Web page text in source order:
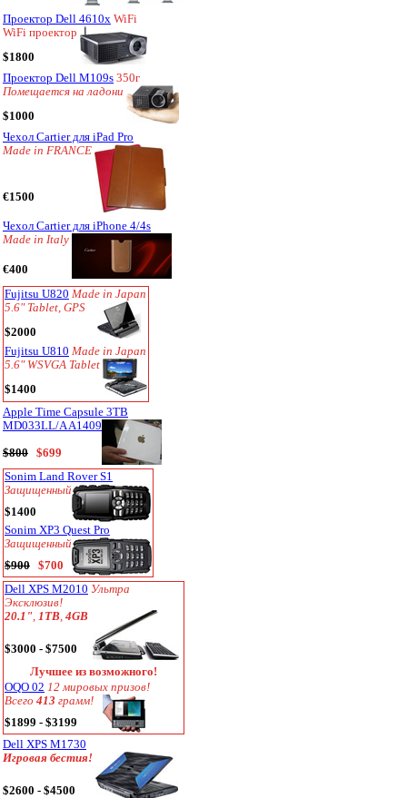
Проектор Dell 4610x WiFi
WiFi проектор
$1800
Проектор Dell M109s 350г
Помещается на ладони
$1000
Чехол Cartier для iPad Pro
Made in FRANCE
€1500
Чехол Cartier для iPhone 4/4s
Made in Italy
€400
Fujitsu U820 Made in Japan
5.6" Tablet, GPS
$2000
Fujitsu U810 Made in Japan
5.6" WSVGA Tablet
$1400
Apple Time Capsule 3TB
MD033LL/A A1409
$800
$699
Sonim Land Rover S1
Защищенный
$1400
Sonim XP3 Quest Pro
Защищенный
$900
$700
Dell XPS M2010 Ультра
Эксклюзив!
20.1", 1TB, 4GB
$3000 - $7500
Лучшее из возможного!
OQO 02 12 мировых призов!
Всего 413 грамм!
$1899 - $3199
Dell XPS M1730
Игровая бестия!
$2600 - $4500